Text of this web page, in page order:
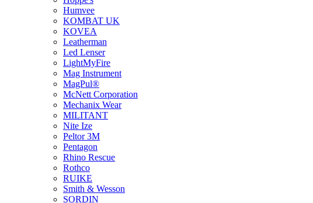
Humvee
KOMBAT UK
KOVEA
Leatherman
Led Lenser
LightMyFire
Mag Instrument
MagPul®
McNett Corporation
Mechanix Wear
MILITANT
Nite Ize
Peltor 3M
Pentagon
Rhino Rescue
Rothco
RUIKE
Smith & Wesson
SORDIN